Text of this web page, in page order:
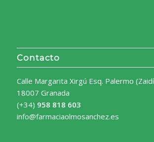
Contacto
Calle Margarita Xirgú Esq. Palermo
18007 Granada
(+34) 958 818 603
info@farmaciaolmosanchez.es